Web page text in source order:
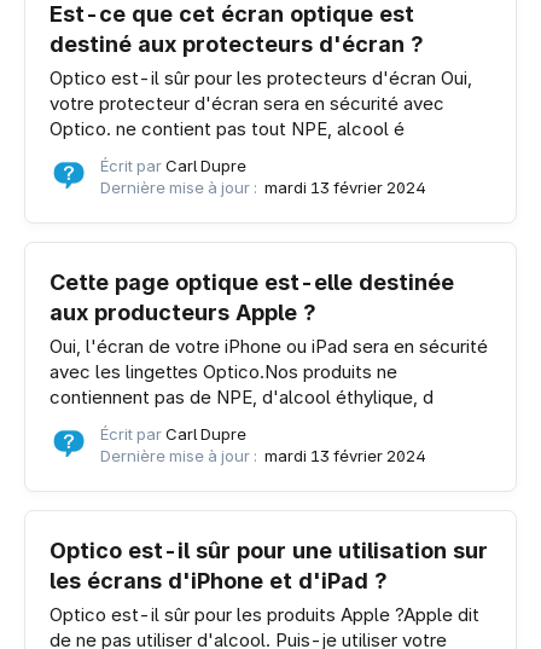
Est-ce que cet écran optique est
destiné aux protecteurs d'écran ?
Optico est-il sûr pour les protecteurs d'écran Oui,
votre protecteur d'écran sera en sécurité avec
Optico. ne contient pas tout NPE, alcool é
Écrit parCarl Dupre
Dernière mise à jour : mardi 13 février 2024
Cette page optique est-elle destinée
aux producteurs Apple ?
Oui, l'écran de votre iPhone ou iPad sera en sécurité
avec les lingettes Optico.Nos produits ne
contiennent pas de NPE, d'alcool éthylique, d
Écrit parCarl Dupre
Dernière mise à jour : mardi 13 février 2024
Optico est-il sûr pour une utilisation sur
les écrans d'iPhone et d'iPad ?
Optico est-il sûr pour les produits Apple ?Apple dit
de ne pas utiliser d'alcool. Puis-je utiliser votre